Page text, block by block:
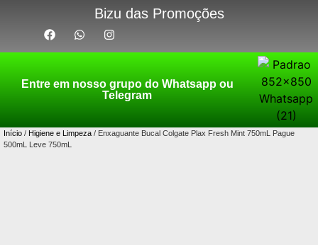
Bizu das Promoções
Entre em nosso grupo do Whatsapp ou
Telegram
Início / Higiene e Limpeza / Enxaguante Bucal Colgate Plax Fresh Mint 750mL Pague
500mL Leve 750mL